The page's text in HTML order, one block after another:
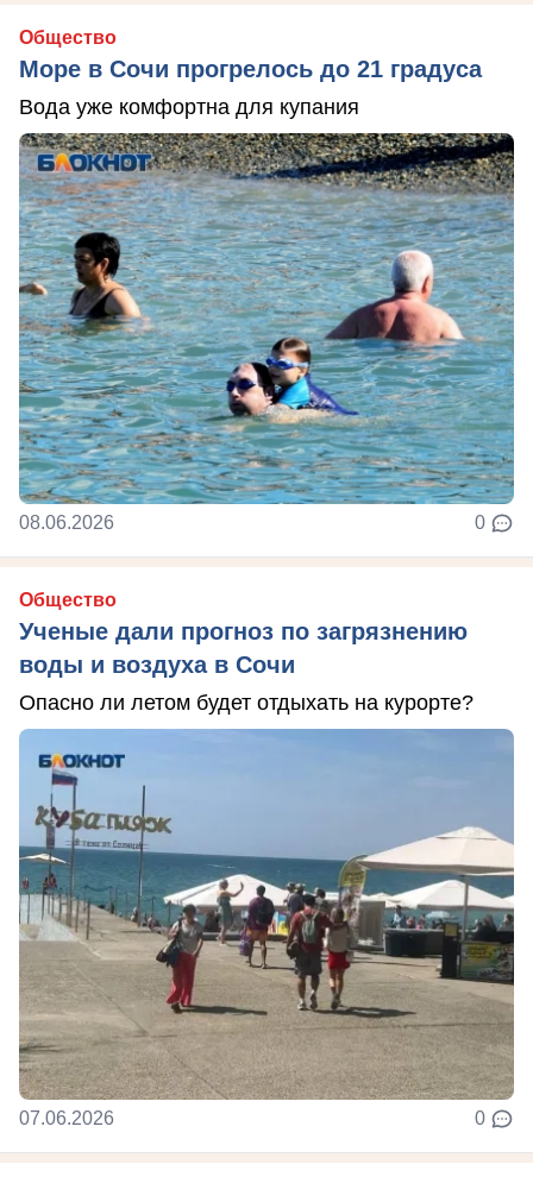
Общество
Море в Сочи прогрелось до 21 градуса
Вода уже комфортна для купания
08.06.2026 0
Общество
Ученые дали прогноз по загрязнению
воды и воздуха в Сочи
Опасно ли летом будет отдыхать на курорте?
07.06.2026 0